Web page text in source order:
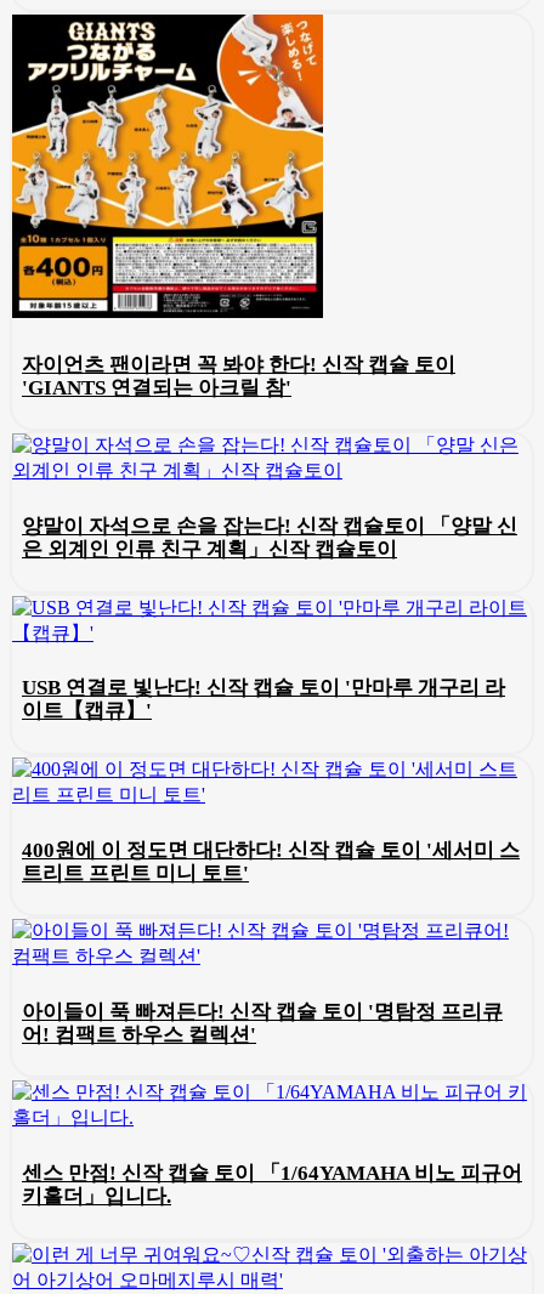
자이언츠 팬이라면 꼭 봐야 한다! 신작 캡슐 토이
'GIANTS 연결되는 아크릴 참'
양말이 자석으로 손을 잡는다! 신작 캡슐토이 「양말 신
은 외계인 인류 친구 계획」신작 캡슐토이
USB 연결로 빛난다! 신작 캡슐 토이 '만마루 개구리 라
이트【캡큐】'
400원에 이 정도면 대단하다! 신작 캡슐 토이 '세서미 스
트리트 프린트 미니 토트'
아이들이 푹 빠져든다! 신작 캡슐 토이 '명탐정 프리큐
어! 컴팩트 하우스 컬렉션'
센스 만점! 신작 캡슐 토이 「1/64YAMAHA 비노 피규어
키홀더」입니다.